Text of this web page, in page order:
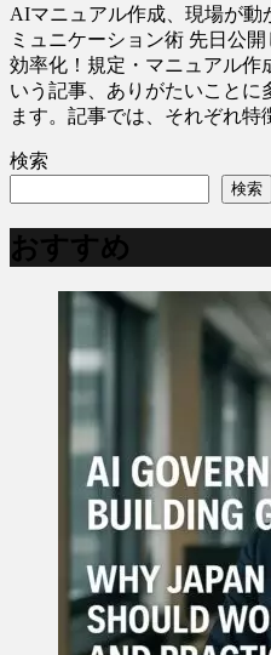
AIマニュアル作成、現場が動
ミュニケーション術 先日公
効率化！規定・マニュアル作
いう記事、ありがたいことに
ます。記事では、それぞれ
検索
検索
おすすめ